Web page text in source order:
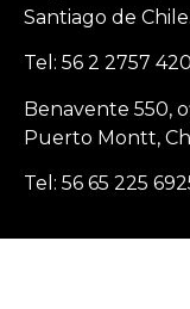
Santiago de Chile.
Tel: 56 2 2757
Benavente 550,
Puerto Montt,
Tel: 56 65 225